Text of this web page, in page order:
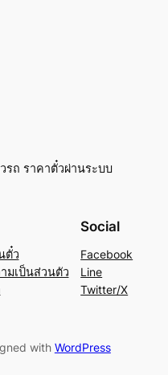
รถ ราคาตั๋วผ่านระบบ
ตั๋ว
มเป็นส่วนตัว
Social
Facebook
Line
Twitter/X
with WordPress